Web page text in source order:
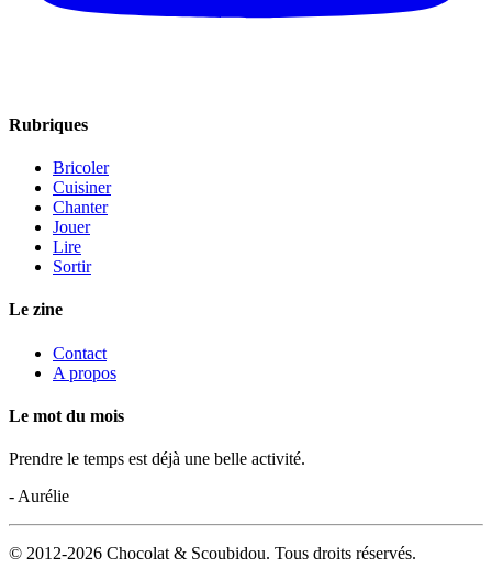
Rubriques
Bricoler
Cuisiner
Chanter
Jouer
Lire
Sortir
Le zine
Contact
A propos
Le mot du mois
Prendre le temps est déjà une belle activité.
- Aurélie
© 2012-2026 Chocolat & Scoubidou. Tous droits réservés.